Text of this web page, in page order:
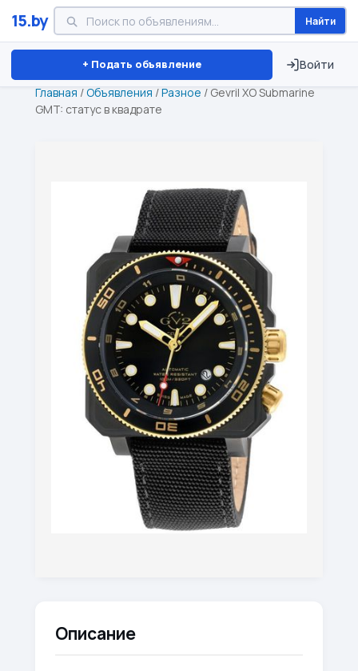
15.by Найти
+ Подать объявление Войти
Минск Витебск Брест ⏱ ТОЛЬКО 15 ДНЕЙ
Главная /Объявления /Разное / Gevril XO Submarine
GMT: статус в квадрате
Описание